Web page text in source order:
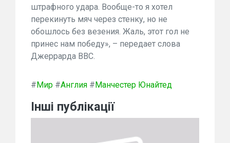
штрафного удара. Вообще-то я хотел
перекинуть мяч через стенку, но не
обошлось без везения. Жаль, этот гол не
принес нам победу», – передает слова
Джеррарда BBC.
#Мир #Англия #Манчестер Юнайтед
Інші публікації